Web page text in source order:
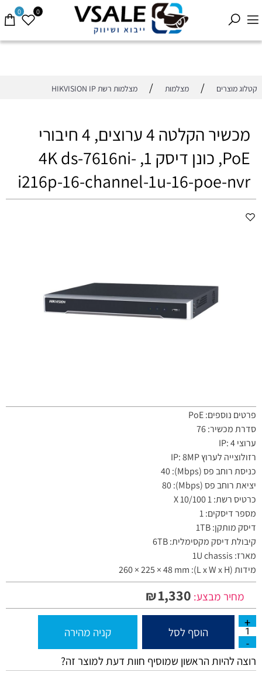
0 0
קטלוג מוצרים / מצלמות / מצלמות רשת HIKVISION IP
מכשיר הקלטה 4 ערוצים, 4 חיבורי
PoE, כונן דיסק 1, 4K ds-7616ni-
i216p-16-channel-1u-16-poe-nvr
פרטים נוספים: PoE
סדרת מכשיר: 76
ערוצי IP: 4
רזולוצייה לערוץ IP: 8MP
כניסת רוחב פס (Mbps): 40
יציאת רוחב פס (Mbps): 80
כרטיס רשת: 1 X 10/100
מספר דיסקים: 1
דיסק מותקן: 1TB
קיבולת דיסק מקסימלית: 6TB
מארז: 1U chassis
מידות (L x W x H): 260 × 225 × 48 mm
מחיר מבצע: ₪1,330
הוסף לסל קניה מהירה
רוצה להיות הראשון שמוסיף חוות דעת למוצר זה?